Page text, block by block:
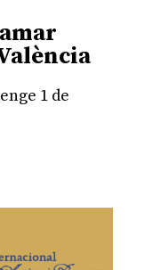
1 de